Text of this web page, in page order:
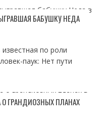
БАБУШКУ НЕДА
по роли
паук: Нет пути
О ГРАНДИОЗНЫХ ПЛАНАХ